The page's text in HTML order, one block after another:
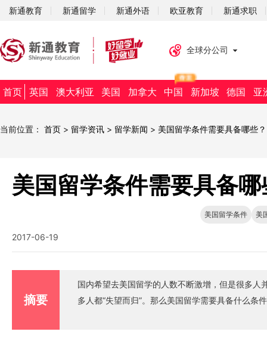
新通教育 新通留学 新通外语 欧亚教育 新通求职
全球分公司
首页 英国 澳大利亚 美国 加拿大 中国 新加坡 德国 亚
当前位置： 首页 > 留学资讯 > 留学新闻 > 美国留学条件需要具备哪些？
美国留学条件需要具备
美国留学条件 美
2017-06-19
摘要
国内希望去美国留学的人数不断激增，但是很多
多人都“失望而归”。那么美国留学需要具备什么